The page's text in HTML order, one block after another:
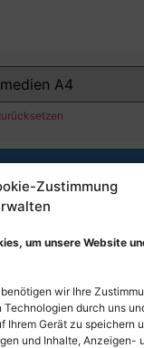
Zustimmung
um unsere Website
wir Ihre
durch uns
Ihrem Gerät zu speichern
und Inhalte, Anzeigen-